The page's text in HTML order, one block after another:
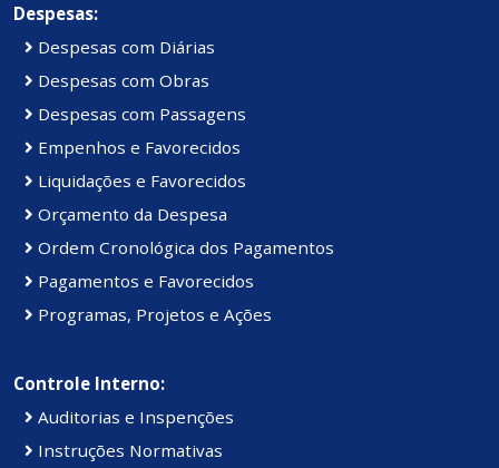
Despesas:
Despesas com Diárias
Despesas com Obras
Despesas com Passagens
Empenhos e Favorecidos
Liquidações e Favorecidos
Orçamento da Despesa
Ordem Cronológica dos Pagamentos
Pagamentos e Favorecidos
Programas, Projetos e Ações
Controle Interno:
Auditorias e Inspenções
Instruções Normativas